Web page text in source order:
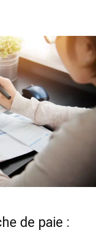
de paie :